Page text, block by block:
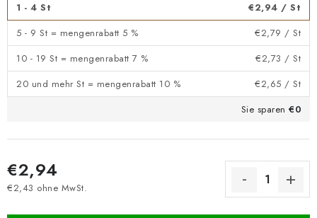
1 - 4 St €2,94 / St
5 - 9 St = mengenrabatt 5 %
€2,79 / St
10 - 19 St = mengenrabatt 7 %
€2,73 / St
20 und mehr St = mengenrabatt 10 %
€2,65 / St
Sie sparen €0
€2,94
€2,43 ohne MwSt.